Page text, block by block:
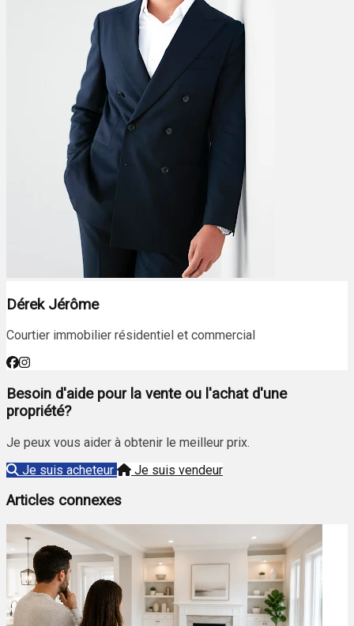
Dérek Jérôme
Courtier immobilier résidentiel et commercial
Besoin d'aide pour la vente ou l'achat d'une
propriété?
Je peux vous aider à obtenir le meilleur prix.
Je suis acheteur
Je suis vendeur
Articles connexes